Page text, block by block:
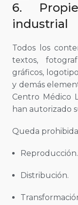
6.
industrial
Todos los
textos,
gráficos,
y demás
Centro Médico
han autorizado
Queda
Reproducción.
Distribución.